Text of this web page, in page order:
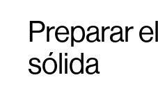
Preparar
sólida